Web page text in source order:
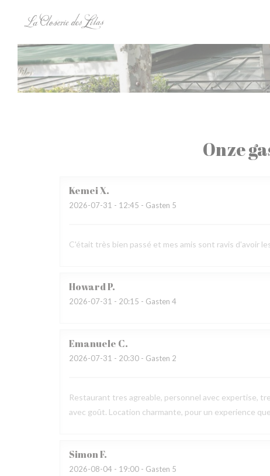
Onze
KemeiX
2026-07-31 - 12:45 - Gasten 5
C'était très bien passé et mes amis sont ravis d'avoir
HowardP
2026-07-31 - 20:15 - Gasten 4
Emanuele C
2026-07-31 - 20:30 - Gasten 2
Restaurant tres agreable, personnel avec expertise,
avec goût. Location charmante, pour un experience
SimonF
2026-08-04 - 19:00 - Gasten 5